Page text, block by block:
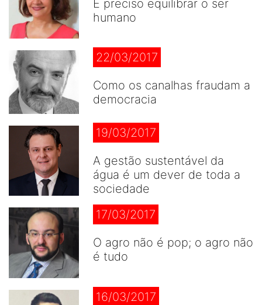
É preciso equilibrar o ser
humano
22/03/2017
Como os canalhas fraudam a
democracia
19/03/2017
A gestão sustentável da
água é um dever de toda a
sociedade
17/03/2017
O agro não é pop; o agro não
é tudo
16/03/2017